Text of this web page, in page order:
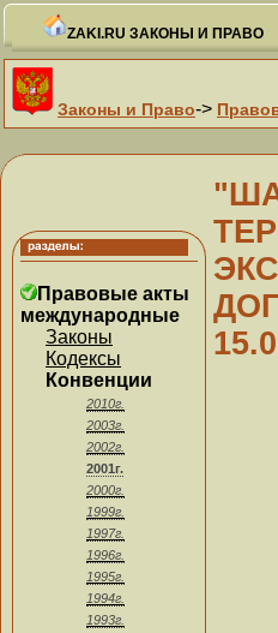
ZAKI.RU ЗАКОНЫ И ПРАВО
Законы и Право->
Правовые акты
международные
Законы
Кодексы
Конвенции
2010г.
2003г.
2002г.
2001г.
2000г.
1999г.
1997г.
1996г.
1995г.
1994г.
1993г.